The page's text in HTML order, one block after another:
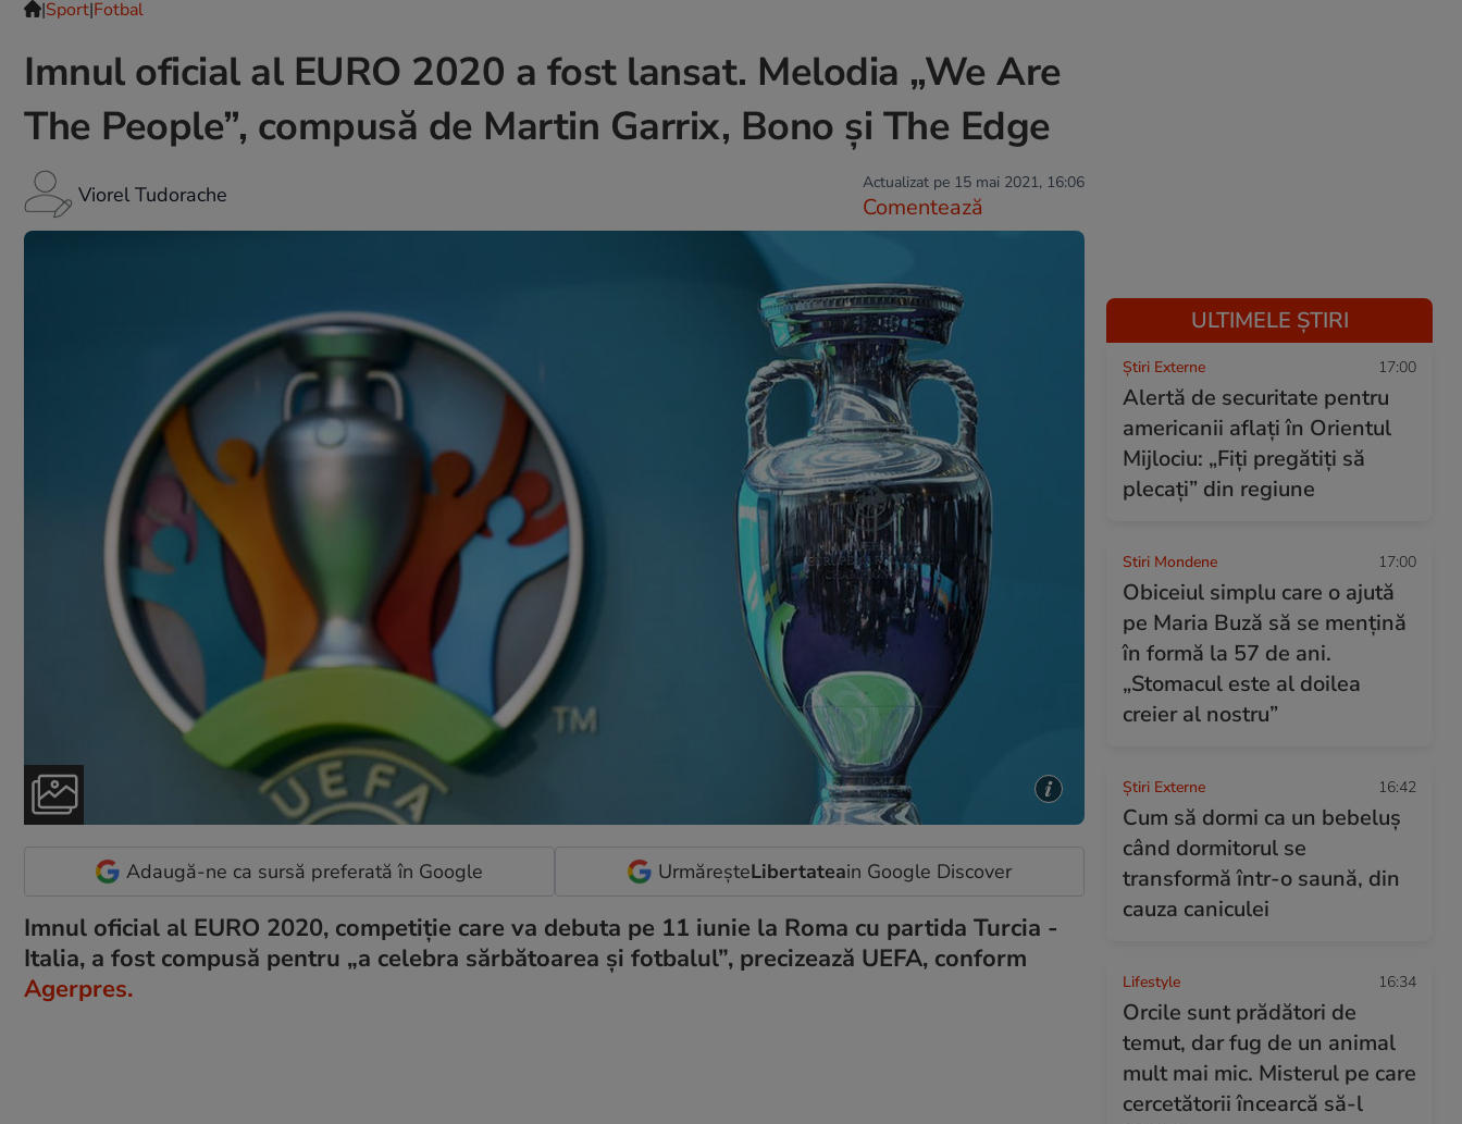
|Sport|Fotbal
Imnul oficial al EURO 2020 a fost lansat. Melodia „We Are
The People”, compusă de Martin Garrix, Bono și The Edge
Viorel Tudorache Actualizat pe 15 mai 2021, 16:06
Comentează
Adaugă-ne ca sursă preferată în Google UrmăreșteLibertateain Google Discover
Imnul oficial al EURO 2020, competiție care va debuta pe 11 iunie la Roma cu partida Turcia -
Italia, a fost compusă pentru „a celebra sărbătoarea şi fotbalul”, precizează UEFA, conform
Agerpres.
ULTIMELE ȘTIRI
Știri Externe 17:00
Alertă de securitate pentru
americanii aflați în Orientul
Mijlociu: „Fiți pregătiți să
plecați” din regiune
Stiri Mondene 17:00
Obiceiul simplu care o ajută
pe Maria Buză să se mențină
în formă la 57 de ani.
„Stomacul este al doilea
creier al nostru”
Știri Externe 16:42
Cum să dormi ca un bebeluș
când dormitorul se
transformă într-o saună, din
cauza caniculei
Lifestyle 16:34
Orcile sunt prădători de
temut, dar fug de un animal
mult mai mic. Misterul pe care
cercetătorii încearcă să-l